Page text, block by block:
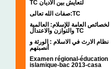
TC لتعايش بين الأديان
صفات الله تعالى:TC
لخصائص العامة للإسلام: العالمية
والتوازن والاعتدال TC
نظام الارث في الاسلام : الورثة و
أنصبتهم
Examen régional-éducation
islamique-bac 2013-casa